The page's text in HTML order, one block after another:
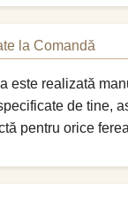
la Comandă
este realizată
de tine,
pentru orice